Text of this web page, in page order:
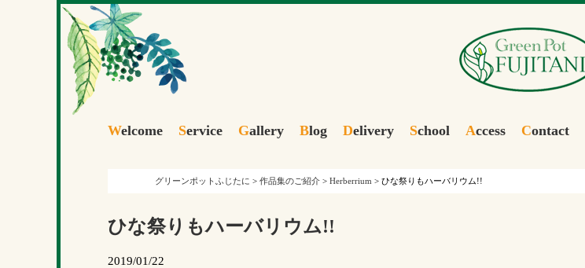
Welcome Service Gallery Blog Delivery School Access Contact
グリーンポットふじたに > 作品集のご紹介 > Herberrium > ひな祭りもハーバリウム!!
ひな祭りもハーバリウム!!
2019/01/22